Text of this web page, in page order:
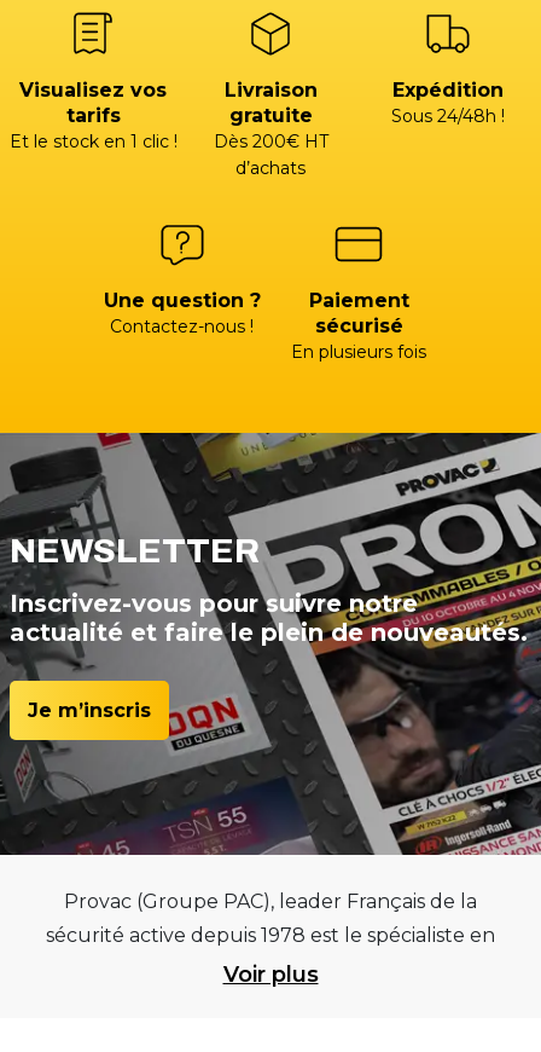
Visualisez vos
tarifs
Et le stock en 1 clic !
Livraison
gratuite
Dès 200€ HT
d’achats
Expédition
Sous 24/48h !
Une question ?
Contactez-nous !
Paiement
sécurisé
En plusieurs fois
NEWSLETTER
Inscrivez-vous pour suivre notre
actualité et faire le plein de nouveautés.
Je m’inscris
Provac (Groupe PAC), leader Français de la
sécurité active depuis 1978 est le spécialiste en
équipements pour garages et centres
Voir plus